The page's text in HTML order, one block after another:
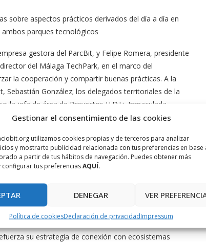
Gestionar el consentimiento de las cookies
utilizamos cookies propias y de terceros para analizar
y mostrarte publicidad relacionada con tus preferencias en base
a partir de tus hábitos de navegación. Puedes obtener más
configurar tus preferenciasAQUÍ.
DENEGAR VER
Política de cookiesDeclaración de privacidadImpressum
sobre aspectos prácticos derivados del día a día en
parques tecnológicos
gestora del ParcBit, y Felipe Romera, presidente
del Málaga TechPark, en el marco del
la cooperación y compartir buenas prácticas. A la
Sebastián González; los delegados territoriales de la
la jefa de área de Proyectos I+D+i, Inmaculada
y Marina Anguera, miembro del departamento
Innovación y Comunicación del Málaga TechPark,
y contratación del parque andaluz.
de conocimiento, mecanismos para potenciar la
para fomentar la colaboración empresarial y la
se examinaron las prácticas operativas y los
de los servicios, mejorar la eficiencia del
de los parques.
su estrategia de conexión con ecosistemas